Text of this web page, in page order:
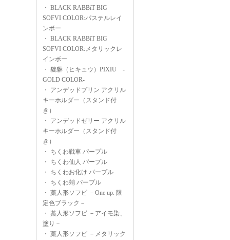
・ BLACK RABBiT BIG
SOFVI COLOR:パステルレイ
ンボー
・ BLACK RABBiT BIG
SOFVI COLOR:メタリックレ
インボー
・ 貔貅（ヒキュウ）PIXIU -
GOLD COLOR-
・ アンデッドプリン アクリル
キーホルダー（スタンド付
き）
・ アンデッドゼリー アクリル
キーホルダー（スタンド付
き）
・ ちくわ戦車 パープル
・ ちくわ仙人 パープル
・ ちくわお化け パープル
・ ちくわ蛸 パープル
・ 藁人形ソフビ －One up. 限
定色ブラック－
・ 藁人形ソフビ －アイモ染、
塗り－
・ 藁人形ソフビ －メタリック